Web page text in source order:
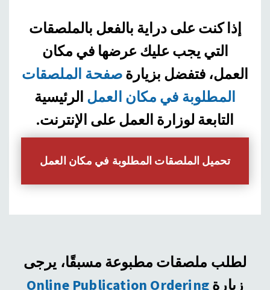
إذا كنت على دراية بالفعل بالملصقات
التي يجب عليك عرضها في مكان
العمل، فتفضل بزيارةصفحة الملصقات
المطلوبة في مكان العمل الرئيسية
التابعة لوزارة العمل على الإنترنت.
تحميل الملصقات المطلوبة في مكان العمل
لطلب ملصقات مطبوعة مسبقًا، يرجى
زيارةOnline Publication Ordering